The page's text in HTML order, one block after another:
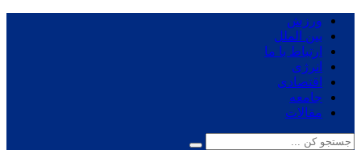
ورزش
بین الملل
ارتباط با ما
انرژی
اقتصادی
جامعه
مقالات